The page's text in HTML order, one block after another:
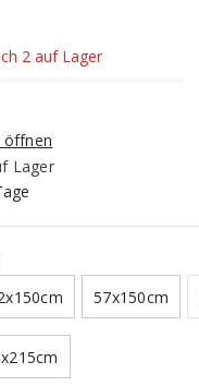
2 auf Lager
öffnen
Lager
57x150cm